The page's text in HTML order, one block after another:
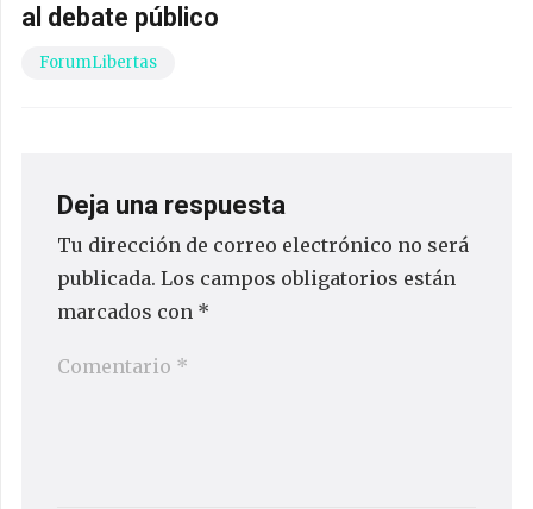
al debate público
ForumLibertas
Deja una respuesta
Tu dirección de correo electrónico no será
publicada. Los campos obligatorios están
marcados con *